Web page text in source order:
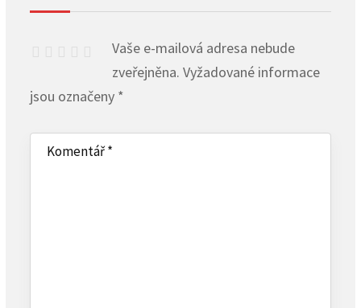
Vaše e-mailová adresa nebude
zveřejněna. Vyžadované informace
jsou označeny *